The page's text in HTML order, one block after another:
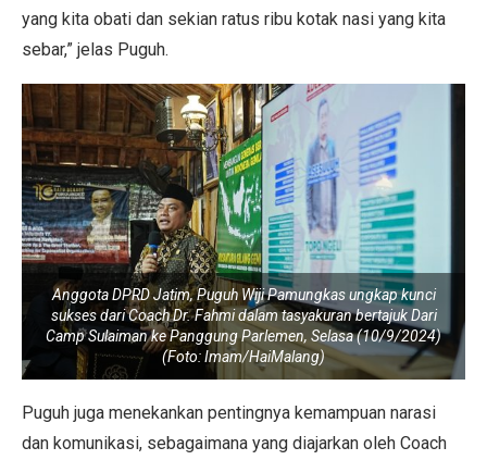
yang kita obati dan sekian ratus ribu kotak nasi yang kita
sebar,” jelas Puguh.
Anggota DPRD Jatim, Puguh Wiji Pamungkas ungkap kunci
sukses dari Coach Dr. Fahmi dalam tasyakuran bertajuk Dari
Camp Sulaiman ke Panggung Parlemen, Selasa (10/9/2024)
(Foto: Imam/HaiMalang)
Puguh juga menekankan pentingnya kemampuan narasi
dan komunikasi, sebagaimana yang diajarkan oleh Coach